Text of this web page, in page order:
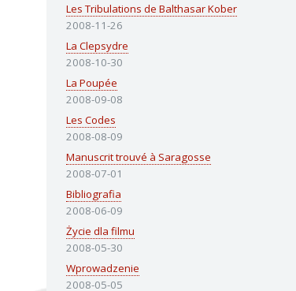
Les Tribulations de Balthasar Kober
2008-11-26
La Clepsydre
2008-10-30
La Poupée
2008-09-08
Les Codes
2008-08-09
Manuscrit trouvé à Saragosse
2008-07-01
Bibliografia
2008-06-09
Życie dla filmu
2008-05-30
Wprowadzenie
2008-05-05